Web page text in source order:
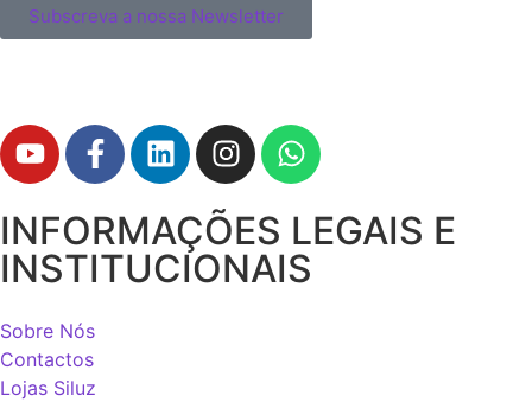
Subscreva a nossa Newsletter
INFORMAÇÕES LEGAIS E
INSTITUCIONAIS
Sobre Nós
Contactos
Lojas Siluz